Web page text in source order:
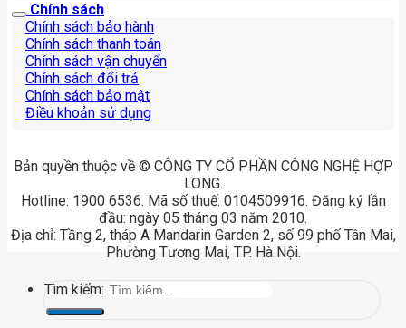
Chính sách
Chính sách bảo hành
Chính sách thanh toán
Chính sách vận chuyển
Chính sách đổi trả
Chính sách bảo mật
Điều khoản sử dụng
Bản quyền thuộc về © CÔNG TY CỔ PHẦN CÔNG NGHỆ HỢP
LONG.
Hotline: 1900 6536. Mã số thuế: 0104509916. Đăng ký lần
đầu: ngày 05 tháng 03 năm 2010.
Địa chỉ: Tầng 2, tháp A Mandarin Garden 2, số 99 phố Tân Mai,
Phường Tương Mai, TP. Hà Nội.
Tìm kiếm: